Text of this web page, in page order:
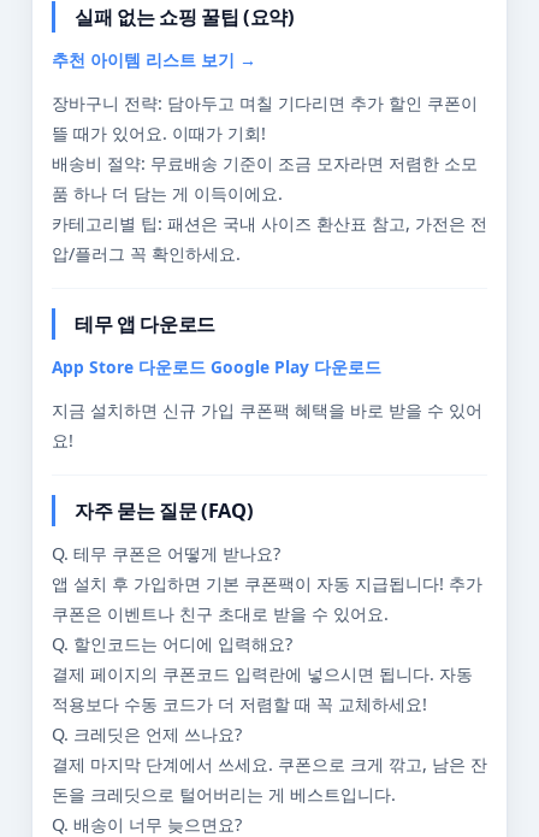
실패 없는 쇼핑 꿀팁 (요약)
추천 아이템 리스트 보기 →
장바구니 전략: 담아두고 며칠 기다리면 추가 할인 쿠폰이
뜰 때가 있어요. 이때가 기회!
배송비 절약: 무료배송 기준이 조금 모자라면 저렴한 소모
품 하나 더 담는 게 이득이에요.
카테고리별 팁: 패션은 국내 사이즈 환산표 참고, 가전은 전
압/플러그 꼭 확인하세요.
테무 앱 다운로드
App Store 다운로드 Google Play 다운로드
지금 설치하면 신규 가입 쿠폰팩 혜택을 바로 받을 수 있어
요!
자주 묻는 질문 (FAQ)
Q. 테무 쿠폰은 어떻게 받나요?
앱 설치 후 가입하면 기본 쿠폰팩이 자동 지급됩니다! 추가
쿠폰은 이벤트나 친구 초대로 받을 수 있어요.
Q. 할인코드는 어디에 입력해요?
결제 페이지의 쿠폰코드 입력란에 넣으시면 됩니다. 자동
적용보다 수동 코드가 더 저렴할 때 꼭 교체하세요!
Q. 크레딧은 언제 쓰나요?
결제 마지막 단계에서 쓰세요. 쿠폰으로 크게 깎고, 남은 잔
돈을 크레딧으로 털어버리는 게 베스트입니다.
Q. 배송이 너무 늦으면요?